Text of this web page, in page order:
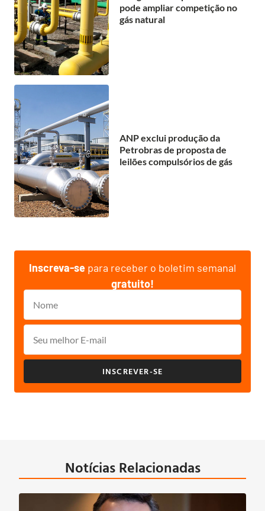
pode ampliar competição no
gás natural
ANP exclui produção da
Petrobras de proposta de
leilões compulsórios de gás
Inscreva-se para receber o boletim semanal
gratuito!
INSCREVER-SE
Notícias Relacionadas